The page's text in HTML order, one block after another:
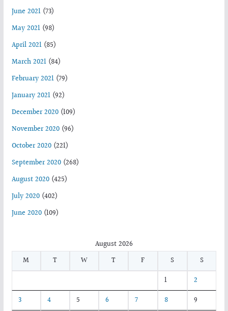
June 2021(73)
May 2021(98)
April 2021(85)
March 2021(84)
February 2021(79)
January 2021(92)
December 2020(109)
November 2020(96)
October 2020(221)
September 2020(268)
August 2020(425)
July 2020(402)
June 2020(109)
August 2026
M
T W T F S
S
1
2
3
4 5 6 7 8
9